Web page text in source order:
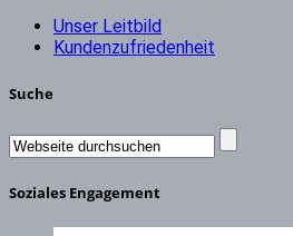
Unser Leitbild
Kundenzufriedenheit
Suche
Soziales Engagement